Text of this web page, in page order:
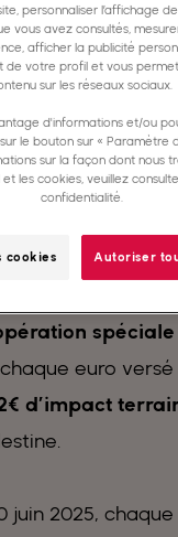
et vêtements
empire: aucune
depuis 9
de 10€,sans
des
pas une fois
: 20 000€
euro versé
d’impact
juin 2025,
personnaliser l’affichage
vous avez consultés,
afficher la publicité
de votre profil et vous
sur les réseaux sociaux.
d'informations et/ou
le bouton sur « Paramètre
sur la façon dont nous
les cookies, veuillez
confidentialité.
cookies Autoriser